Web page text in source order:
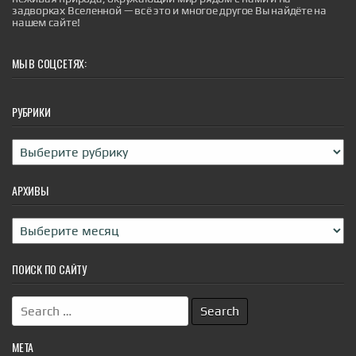
породистые животные.
esoreiter.ru |
задворках Вселенной — всё это и многое другое Вы найдёте на
нашем сайте!
МЫ В СОЦСЕТЯХ:
РУБРИКИ
Рубрики
АРХИВЫ
Архивы
ПОИСК ПО САЙТУ
Search
for:
МЕТА